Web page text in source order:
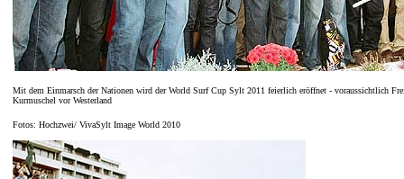
Mit dem Einmarsch der Nationen wird der World Surf Cup Sylt 2011 feierlich eröffnet - voraussichtlich
Kurmuschel vor Westerland
Fotos: Hochzwei/ VivaSylt Image World 2010